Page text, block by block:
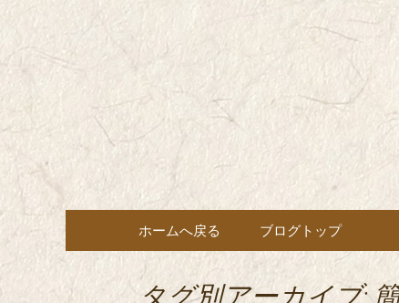
都内に5
希（しん
ン・コー
東京都内に5店舗ある美
ョン」の新着情報はこ
も豊富にご用意。
コンテンツへ移動
ホームへ戻る ブログトップ
タグ別アーカイブ: